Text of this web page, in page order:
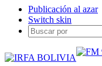
Publicación al azar
Switch skin